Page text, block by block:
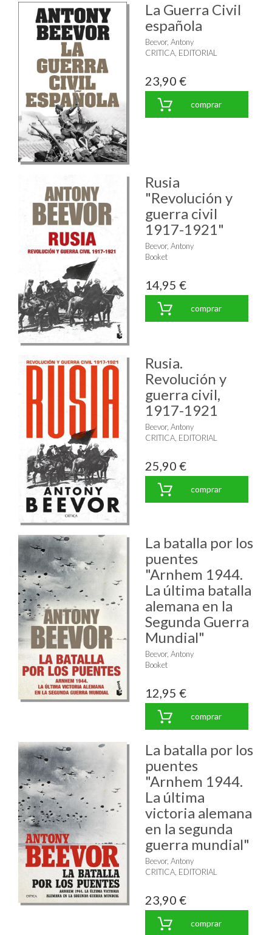
La Guerra Civil
española
Beevor, Antony
CRITICA, EDITORIAL
23,90 €
comprar
Rusia
"Revolución y
guerra civil
1917-1921"
Beevor, Antony
Booket
14,95 €
comprar
Rusia.
Revolución y
guerra civil,
1917-1921
Beevor, Antony
CRITICA, EDITORIAL
25,90 €
comprar
La batalla por los
puentes
"Arnhem 1944.
La última batalla
alemana en la
Segunda Guerra
Mundial"
Beevor, Antony
Booket
12,95 €
comprar
La batalla por los
puentes
"Arnhem 1944.
La última
victoria alemana
en la segunda
guerra mundial"
Beevor, Antony
CRITICA, EDITORIAL
23,90 €
comprar